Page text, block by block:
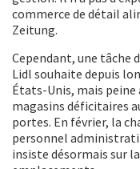
commerce de détail
Zeitung.
Cependant, une tâche
Lidl souhaite depuis
États-Unis, mais peine
magasins déficitaires
portes. En février, la
personnel
insiste désormais sur